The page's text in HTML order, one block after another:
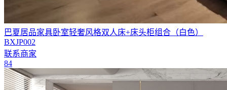
巴夏居品家具卧室轻奢风格双人床+床头柜组合（白色）
BXJP002
联系商家
84